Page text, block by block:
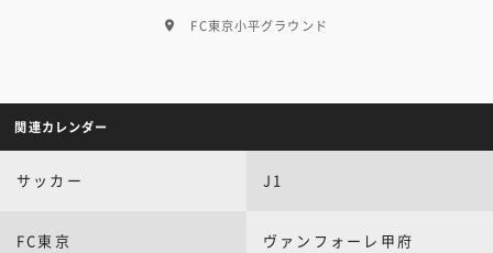
FC東京小平グラウンド
関連カレンダー
サッカー J1
FC東京 ヴァンフォーレ甲府